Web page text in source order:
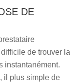
DE
de trouver la
instantanément.
il plus simple de